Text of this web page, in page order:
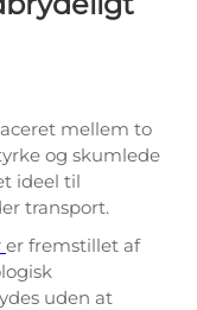
mellem to
og skumlede
ideel til
transport.
er fremstillet af
uden at